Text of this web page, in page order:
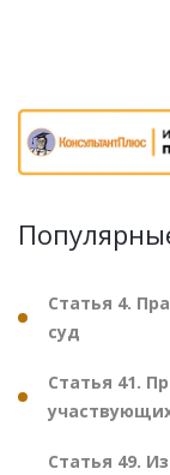
Статья 4.
суд
Статья 41.
Статья 49.